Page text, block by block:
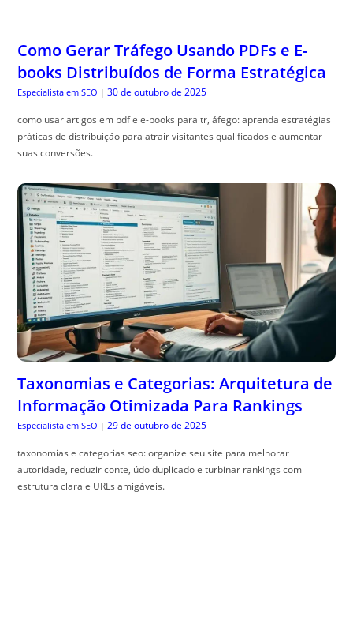
Como Gerar Tráfego Usando PDFs e E-
books Distribuídos de Forma Estratégica
Especialista em SEO | 30 de outubro de 2025
como usar artigos em pdf e e-books para tr, áfego: aprenda estratégias
práticas de distribuição para atrair visitantes qualificados e aumentar
suas conversões.
Taxonomias e Categorias: Arquitetura de
Informação Otimizada Para Rankings
Especialista em SEO | 29 de outubro de 2025
taxonomias e categorias seo: organize seu site para melhorar
autoridade, reduzir conte, údo duplicado e turbinar rankings com
estrutura clara e URLs amigáveis.